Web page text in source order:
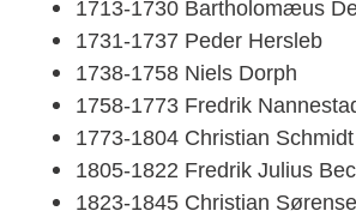
1713-1730 Bartholomæus
1731-1737 Peder Hersleb
1738-1758 Niels Dorph
1758-1773 Fredrik
1773-1804 Christian Schmidt
1805-1822 Fredrik Julius
1823-1845 Christian